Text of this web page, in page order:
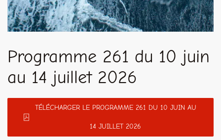
Programme 261 du 10 juin
au 14 juillet 2026
TÉLÉCHARGER LE PROGRAMME 261 DU 10 JUIN AU
14 JUILLET 2026